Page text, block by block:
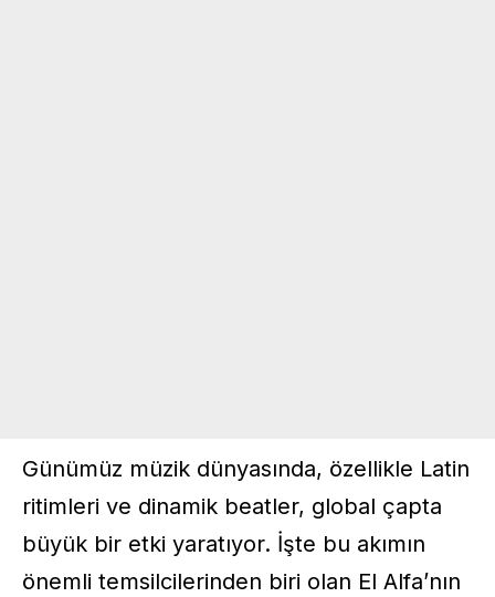
Günümüz müzik dünyasında, özellikle Latin
ritimleri ve dinamik beatler, global çapta
büyük bir etki yaratıyor. İşte bu akımın
önemli temsilcilerinden biri olan El Alfa’nın